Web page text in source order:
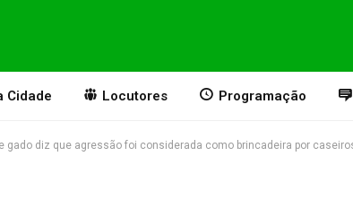
Cidade Locutores Programação
diz que agressão foi considerada como brincadeira por